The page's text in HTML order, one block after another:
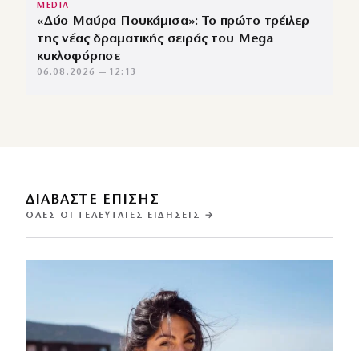
MEDIA
«Δύο Μαύρα Πουκάμισα»: Το πρώτο τρέιλερ
της νέας δραματικής σειράς του Mega
κυκλοφόρησε
06.08.2026 — 12:13
ΔΙΑΒΑΣΤΕ ΕΠΙΣΗΣ
ΌΛΕΣ ΟΙ ΤΕΛΕΥΤΑΊΕΣ ΕΙΔΉΣΕΙΣ →